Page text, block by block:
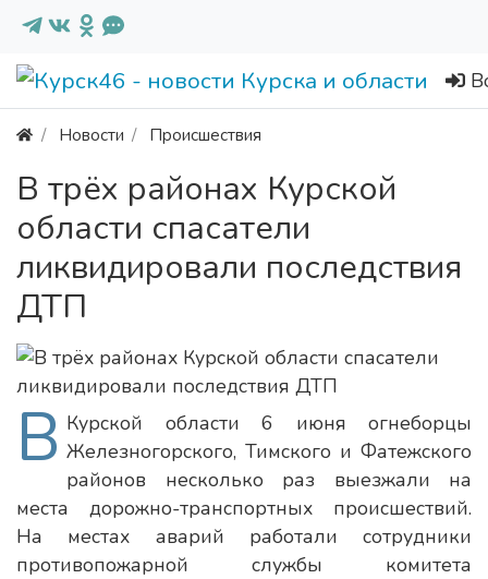
Новости Происшествия
В трёх районах Курской
области спасатели
ликвидировали последствия
ДТП
В Курской области 6 июня огнеборцы
Железногорского, Тимского и Фатежского
районов несколько раз выезжали на
места дорожно-транспортных происшествий.
На местах аварий работали сотрудники
противопожарной службы комитета